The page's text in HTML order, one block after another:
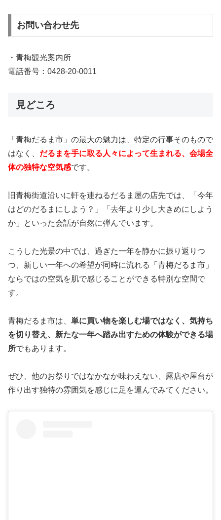
お問い合わせ先
・青梅観光案内所
電話番号：0428-20-0011
見どころ
「青梅だるま市」の最大の魅力は、特定の行事そのもので
はなく、 だるまを手に取る人々によって生まれる、会場全
体の独特な空気感です。
旧青梅街道沿いに軒を連ねるだるま屋の店先では、「今年
はどのだるまにしよう？」「去年より少し大きめにしよう
か」といった会話が自然に弾んでいます。
こうした光景の中では、過ぎた一年を静かに振り返りつ
つ、新しい一年への希望が同時に流れる「青梅だるま市」
ならではの空気を肌で感じることができる特別な空間で
す。
青梅だるま市は、 単に買い物を楽しむ場ではなく、気持ち
を切り替え、新たな一年へ踏み出すための体験ができる場
所でもあります。
ぜひ、他のお祭りではなかなか味わえない、露店や屋台が
作り出す独特の雰囲気を感じに足を運んでみてください。